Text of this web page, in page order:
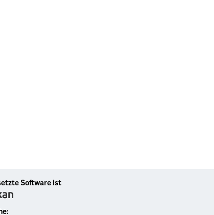
Software ist